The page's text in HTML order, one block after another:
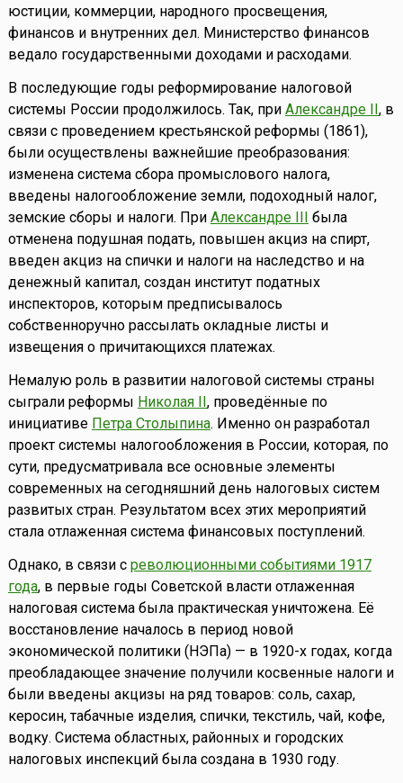
юстиции, коммерции, народного просвещения,
финансов и внутренних дел. Министерство финансов
ведало государственными доходами и расходами.
В последующие годы реформирование налоговой
системы России продолжилось. Так, при Александре II , в
связи с проведением крестьянской реформы (1861),
были осуществлены важнейшие преобразования:
изменена система сбора промыслового налога,
введены налогообложение земли, подоходный налог,
земские сборы и налоги. При Александре III
была
отменена подушная подать, повышен акциз на спирт,
введен акциз на спички и налоги на наследство и на
денежный капитал, создан институт податных
инспекторов, которым предписывалось
собственноручно рассылать окладные листы и
извещения о причитающихся платежах.
Немалую роль в развитии налоговой системы страны
сыграли реформы Николая II , проведённые по
инициативе Петра Столыпина. Именно он разработал
проект системы налогообложения в России, которая, по
сути, предусматривала все основные элементы
современных на сегодняшний день налоговых систем
развитых стран. Результатом всех этих мероприятий
стала отлаженная система финансовых поступлений.
Однако, в связи с революционными событиями 1917
года, в первые годы Советской власти отлаженная
налоговая система была практическая уничтожена. Её
восстановление началось в период новой
экономической политики (НЭПа) — в 1920-х годах, когда
преобладающее значение получили косвенные налоги и
были введены акцизы на ряд товаров: соль, сахар,
керосин, табачные изделия, спички, текстиль, чай, кофе,
водку. Система областных, районных и городских
налоговых инспекций была создана в 1930 году.